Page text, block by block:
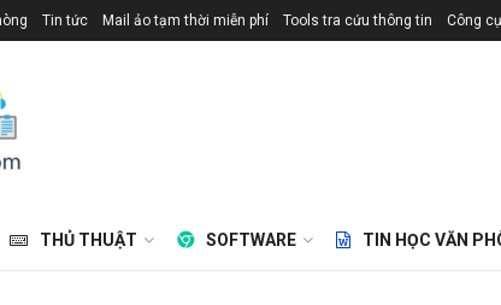
Tin tức Mail ảo tạm thời miễn phí Tools tra cứu thông tin Công
THỦ THUẬT SOFTWARE TIN HỌC VĂN